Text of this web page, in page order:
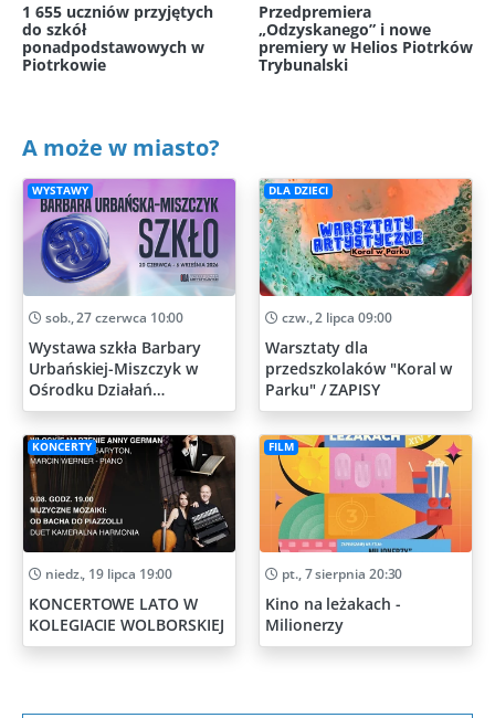
1 655 uczniów przyjętych
do szkół
ponadpodstawowych w
Piotrkowie
Przedpremiera
„Odzyskanego” i nowe
premiery w Helios Piotrków
Trybunalski
A może w miasto?
WYSTAWY
sob., 27 czerwca 10:00
Wystawa szkła Barbary
Urbańskiej-Miszczyk w
Ośrodku Działań
Artystycznych
DLA DZIECI
czw., 2 lipca 09:00
Warsztaty dla
przedszkolaków "Koral w
Parku" / ZAPISY
KONCERTY
niedz., 19 lipca 19:00
KONCERTOWE LATO W
KOLEGIACIE WOLBORSKIEJ
FILM
pt., 7 sierpnia 20:30
Kino na leżakach -
Milionerzy